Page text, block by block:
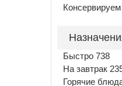
Быстро 738
На завтрак
Горячие